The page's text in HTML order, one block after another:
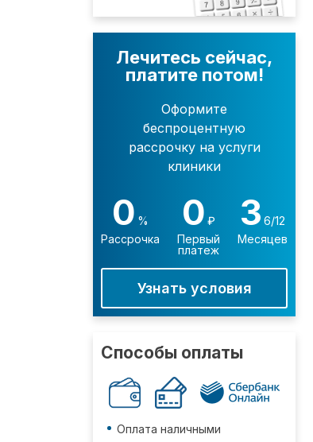
Лечитесь сейчас,
платите потом!
Оформите
беспроцентную
рассрочку на услуги
клиники
0 %
Рассрочка
0 ₽
Первый
платеж
3 6/12
Месяцев
Узнать условия
Способы оплаты
Оплата наличными